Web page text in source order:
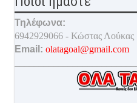
Τηλέφωνα:
6942929066 - Κώστας Λούκας
Email: olatagoal@gmail.com